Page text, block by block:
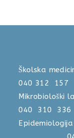
040 312 157
040 310 336